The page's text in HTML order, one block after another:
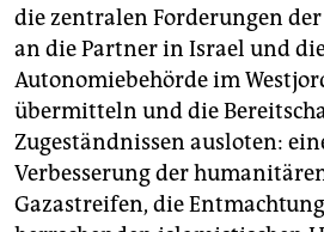
die zentralen Forderungen
an die Partner in Israel und
Autonomiebehörde im
übermitteln und die
Zugeständnissen ausloten:
Verbesserung der
Gazastreifen, die